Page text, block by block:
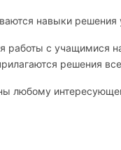
навыки решения
с учащимися
решения
любому